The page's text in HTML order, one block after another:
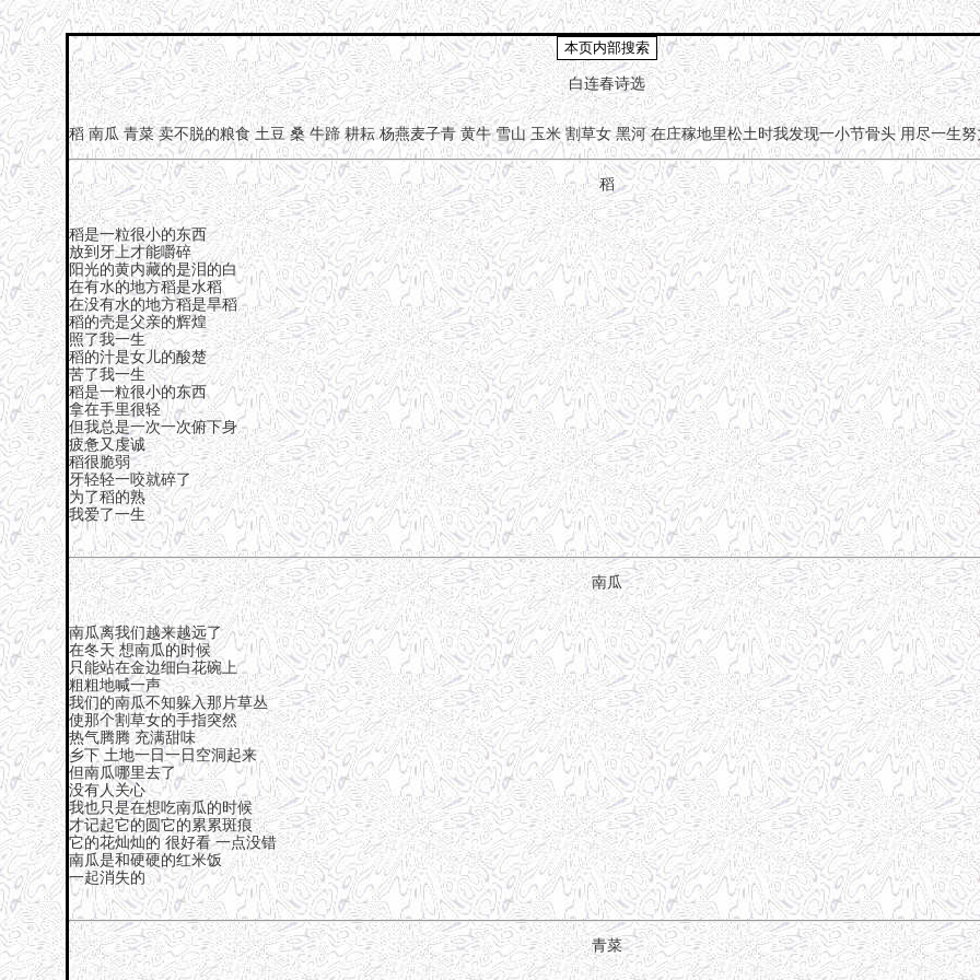
白连春诗选
稻 南瓜 青菜 卖不脱的粮食 土豆 桑 牛蹄 耕耘 杨燕麦子青 黄牛 雪山 玉米 割草女 黑河 在庄稼地里松土时我发现一小节骨头 用尽一生
稻
稻是一粒很小的东西
放到牙上才能嚼碎
阳光的黄内藏的是泪的白
在有水的地方稻是水稻
在没有水的地方稻是旱稻
稻的壳是父亲的辉煌
照了我一生
稻的汁是女儿的酸楚
苦了我一生
稻是一粒很小的东西
拿在手里很轻
但我总是一次一次俯下身
疲惫又虔诚
稻很脆弱
牙轻轻一咬就碎了
为了稻的熟
我爱了一生
南瓜
南瓜离我们越来越远了
在冬天 想南瓜的时候
只能站在金边细白花碗上
粗粗地喊一声
我们的南瓜不知躲入那片草丛
使那个割草女的手指突然
热气腾腾 充满甜味
乡下 土地一日一日空洞起来
但南瓜哪里去了
没有人关心
我也只是在想吃南瓜的时候
才记起它的圆它的累累斑痕
它的花灿灿的 很好看 一点没错
南瓜是和硬硬的红米饭
一起消失的
青菜